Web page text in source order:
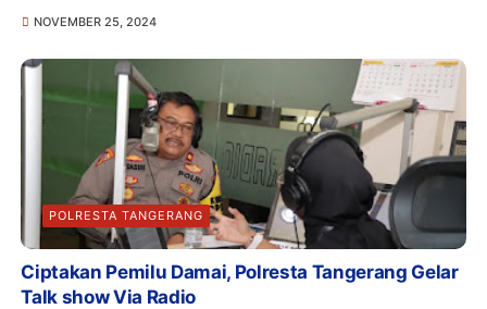
NOVEMBER 25, 2024
POLRESTA TANGERANG
Ciptakan Pemilu Damai, Polresta Tangerang Gelar
Talk show Via Radio